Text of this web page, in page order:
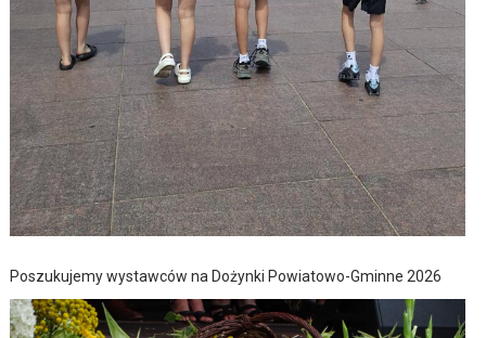
Poszukujemy wystawców na Dożynki Powiatowo-Gminne 2026